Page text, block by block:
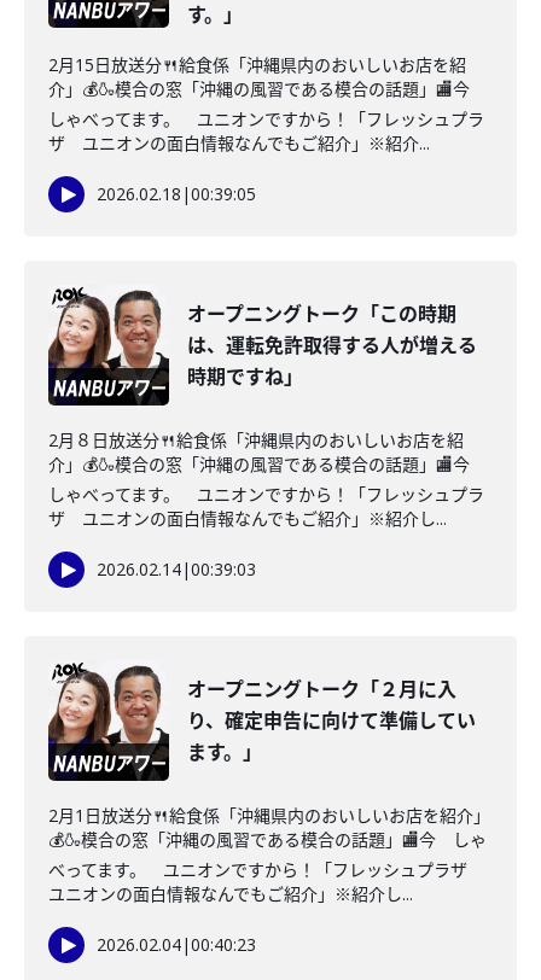
す。」
2月15日放送分🍴給食係「沖縄県内のおいしいお店を紹
介」💰🍶模合の窓「沖縄の風習である模合の話題」🏬今
しゃべってます。 ユニオンですから！「フレッシュプラ
ザ ユニオンの面白情報なんでもご紹介」※紹介...
2026.02.18 |00:39:05
オープニングトーク「この時期
は、運転免許取得する人が増える
時期ですね」
2月８日放送分🍴給食係「沖縄県内のおいしいお店を紹
介」💰🍶模合の窓「沖縄の風習である模合の話題」🏬今
しゃべってます。 ユニオンですから！「フレッシュプラ
ザ ユニオンの面白情報なんでもご紹介」※紹介し...
2026.02.14|00:39:03
オープニングトーク「２月に入
り、確定申告に向けて準備してい
ます。」
2月1日放送分🍴給食係「沖縄県内のおいしいお店を紹介」
💰🍶模合の窓「沖縄の風習である模合の話題」🏬今 しゃ
べってます。 ユニオンですから！「フレッシュプラザ
ユニオンの面白情報なんでもご紹介」※紹介し...
2026.02.04|00:40:23